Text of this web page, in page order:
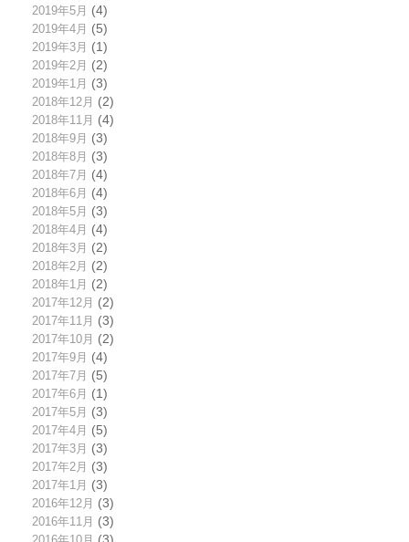
2019年5月 (4)
2019年4月 (5)
2019年3月 (1)
2019年2月 (2)
2019年1月 (3)
2018年12月 (2)
2018年11月 (4)
2018年9月 (3)
2018年8月 (3)
2018年7月 (4)
2018年6月 (4)
2018年5月 (3)
2018年4月 (4)
2018年3月 (2)
2018年2月 (2)
2018年1月 (2)
2017年12月 (2)
2017年11月 (3)
2017年10月 (2)
2017年9月 (4)
2017年7月 (5)
2017年6月 (1)
2017年5月 (3)
2017年4月 (5)
2017年3月 (3)
2017年2月 (3)
2017年1月 (3)
2016年12月 (3)
2016年11月 (3)